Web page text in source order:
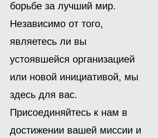
борьбе за лучший мир.
Независимо от того,
являетесь ли вы
устоявшейся организацией
или новой инициативой, мы
здесь для вас.
Присоединяйтесь к нам в
достижении вашей миссии и